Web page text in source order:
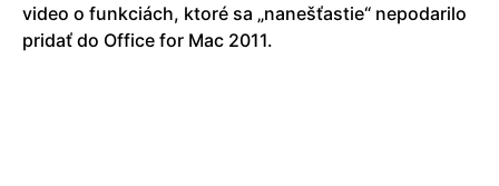
video o funkciách, ktoré sa „nanešťastie“ nepodarilo
pridať do Office for Mac 2011.